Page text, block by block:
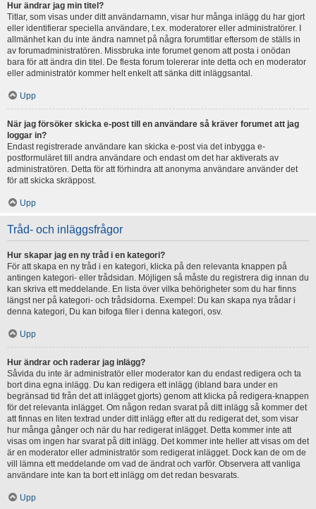
Hur ändrar jag min titel?
Titlar, som visas under ditt användarnamn, visar hur många inlägg du har gjort
eller identifierar speciella användare, t.ex. moderatorer eller administratörer. I
allmänhet kan du inte ändra namnet på några forumtitlar eftersom de ställs in
av forumadministratören. Missbruka inte forumet genom att posta i onödan
bara för att ändra din titel. De flesta forum tolererar inte detta och en moderator
eller administratör kommer helt enkelt att sänka ditt inläggsantal.
Upp
När jag försöker skicka e-post till en användare så kräver forumet att jag
loggar in?
Endast registrerade användare kan skicka e-post via det inbygga e-
postformuläret till andra användare och endast om det har aktiverats av
administratören. Detta för att förhindra att anonyma användare använder det
för att skicka skräppost.
Upp
Tråd- och inläggsfrågor
Hur skapar jag en ny tråd i en kategori?
För att skapa en ny tråd i en kategori, klicka på den relevanta knappen på
antingen kategori- eller trådsidan. Möjligen så måste du registrera dig innan du
kan skriva ett meddelande. En lista över vilka behörigheter som du har finns
längst ner på kategori- och trådsidorna. Exempel: Du kan skapa nya trådar i
denna kategori, Du kan bifoga filer i denna kategori, osv.
Upp
Hur ändrar och raderar jag inlägg?
Såvida du inte är administratör eller moderator kan du endast redigera och ta
bort dina egna inlägg. Du kan redigera ett inlägg (ibland bara under en
begränsad tid från det att inlägget gjorts) genom att klicka på redigera-knappen
för det relevanta inlägget. Om någon redan svarat på ditt inlägg så kommer det
att finnas en liten textrad under ditt inlägg efter att du redigerat det, som visar
hur många gånger och när du har redigerat inlägget. Detta kommer inte att
visas om ingen har svarat på ditt inlägg. Det kommer inte heller att visas om det
är en moderator eller administratör som redigerat inlägget. Dock kan de om de
vill lämna ett meddelande om vad de ändrat och varför. Observera att vanliga
användare inte kan ta bort ett inlägg om det redan besvarats.
Upp